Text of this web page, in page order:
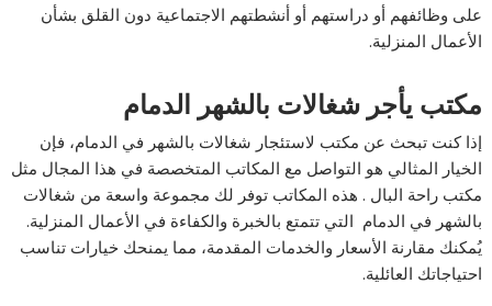
على وظائفهم أو دراستهم أو أنشطتهم الاجتماعية دون القلق بشأن
الأعمال المنزلية.
مكتب يأجر شغالات بالشهر الدمام
إذا كنت تبحث عن مكتب لاستئجار شغالات بالشهر في الدمام، فإن
الخيار المثالي هو التواصل مع المكاتب المتخصصة في هذا المجال مثل
مكتب راحة البال . هذه المكاتب توفر لك مجموعة واسعة من شغالات
بالشهر في الدمام التي تتمتع بالخبرة والكفاءة في الأعمال المنزلية.
يُمكنك مقارنة الأسعار والخدمات المقدمة، مما يمنحك خيارات تناسب
احتياجاتك العائلية.